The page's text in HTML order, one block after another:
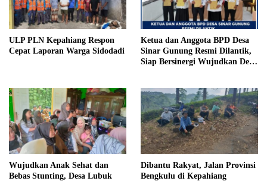
ULP PLN Kepahiang Respon
Cepat Laporan Warga Sidodadi
Ketua dan Anggota BPD Desa
Sinar Gunung Resmi Dilantik,
Siap Bersinergi Wujudkan Desa
Wujudkan Anak Sehat dan
Bebas Stunting, Desa Lubuk
Dibantu Rakyat, Jalan Provinsi
Bengkulu di Kepahiang